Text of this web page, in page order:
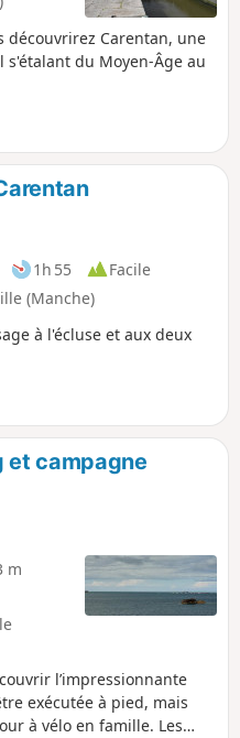
découvrirez Carentan, une
du Moyen-Âge au
1h 55
Facile
(Manche)
à l'écluse et aux deux
et campagne
m
l’impressionnante
exécutée à pied, mais
à vélo en famille. Les